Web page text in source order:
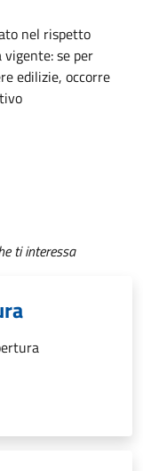
nel rispetto
se per
edilizie, occorre
ti interessa